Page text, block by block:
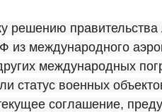
решению
международного
международных
статус военных
соглашение,